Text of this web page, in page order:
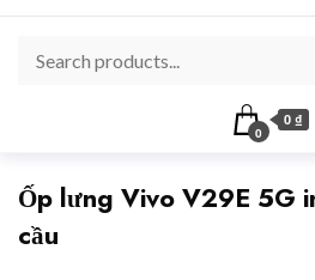
0
0 ₫
Ốp lưng Vivo V29E 5G
cầu